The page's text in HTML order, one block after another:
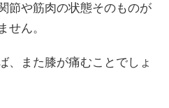
節や筋肉の状態そのものが
せん。
、また膝が痛むことでしょ